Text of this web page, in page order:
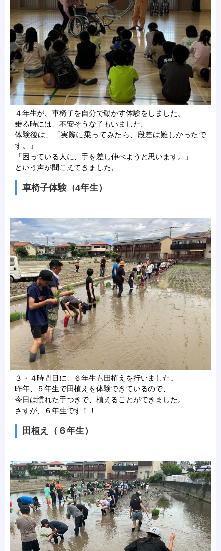
４年生が、車椅子を自分で動かす体験をしました。
乗る時には、不安そうな子もいました。
体験後は、「実際に乗ってみたら、段差は難しかったで
す。」
「困っている人に、手を差し伸べようと思います。」
という声が聞こえてきました。
車椅子体験（4年生）
３・４時間目に、６年生も田植えを行いました。
昨年、５年生で田植えを体験できているので、
今日は慣れた手つきで、植えることができました。
さすが、６年生です！！
田植え（６年生）